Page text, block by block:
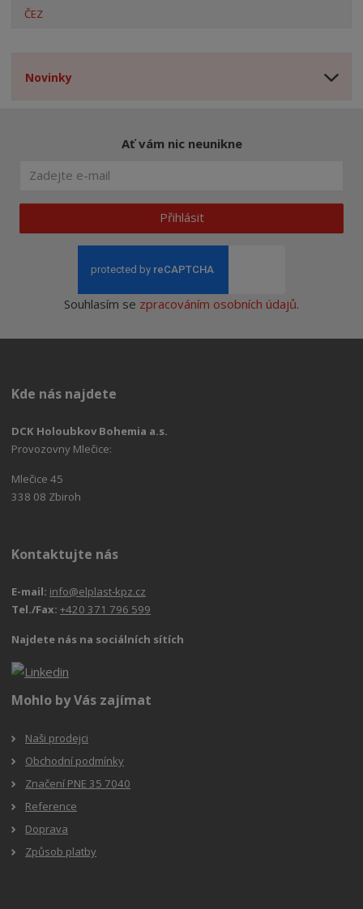
ČEZ
Novinky
Ať vám nic neunikne
Přihlásit
Souhlasím se zpracováním osobních údajů.
Kde nás najdete
DCK Holoubkov Bohemia a.s.
Provozovny Mlečice:
Mlečice 45
338 08 Zbiroh
Kontaktujte nás
E-mail: info@elplast-kpz.cz
Tel./Fax:+420 371 796 599
Najdete nás na sociálních sítích
Mohlo by Vás zajímat
Naši prodejci
Obchodní podmínky
Značení PNE 35 7040
Reference
Doprava
Způsob platby